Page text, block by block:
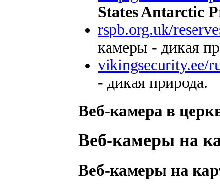
States Antarctic
rspb.org.uk/
камеры - дикая
vikingsecurity.ee/
- дикая природа.
Веб-камера в
Веб-камеры на
Веб-камеры на